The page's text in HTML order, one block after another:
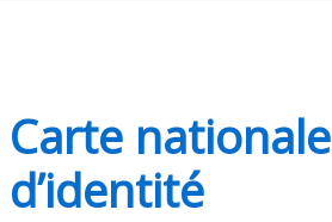
Carte nationale
d’identité